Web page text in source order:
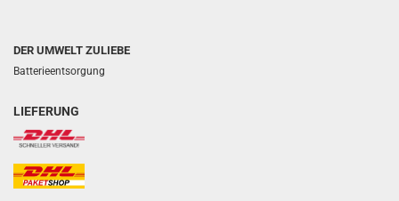
DER UMWELT ZULIEBE
Batterieentsorgung
LIEFERUNG